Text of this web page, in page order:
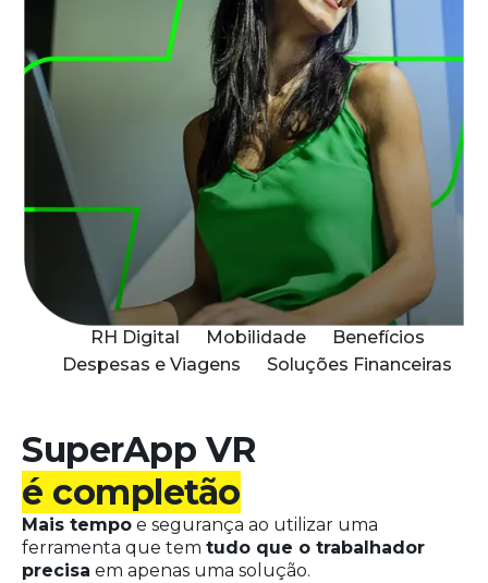
RH Digital Mobilidade
Benefícios
Despesas e Viagens
Soluções Financeiras
SuperApp VR
é completão
Mais tempo e segurança ao utilizar uma
ferramenta que tem tudo que o trabalhador
precisa em apenas uma solução.